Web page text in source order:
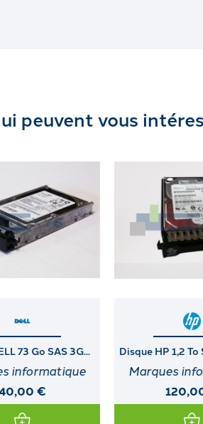
peuvent vous
3G... Disque HP 1,2 To SAS DS 12G...
Marques informatique